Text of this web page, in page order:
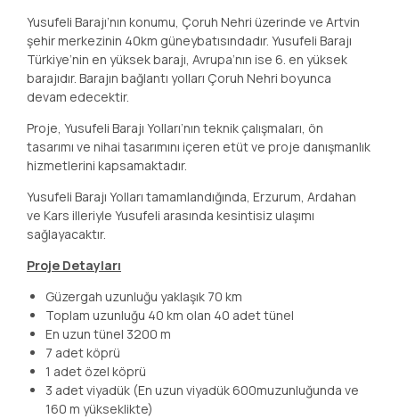
Yusufeli Barajı’nın konumu, Çoruh Nehri üzerinde ve Artvin
şehir merkezinin 40km güneybatısındadır. Yusufeli Barajı
Türkiye’nin en yüksek barajı, Avrupa’nın ise 6. en yüksek
barajıdır. Barajın bağlantı yolları Çoruh Nehri boyunca
devam edecektir.
Proje, Yusufeli Barajı Yolları’nın teknik çalışmaları, ön
tasarımı ve nihai tasarımını içeren etüt ve proje danışmanlık
hizmetlerini kapsamaktadır.
Yusufeli Barajı Yolları tamamlandığında, Erzurum, Ardahan
ve Kars illeriyle Yusufeli arasında kesintisiz ulaşımı
sağlayacaktır.
Proje Detayları
Güzergah uzunluğu yaklaşık 70 km
Toplam uzunluğu 40 km olan 40 adet tünel
En uzun tünel 3200 m
7 adet köprü
1 adet özel köprü
3 adet viyadük (En uzun viyadük 600muzunluğunda ve
160 m yükseklikte)